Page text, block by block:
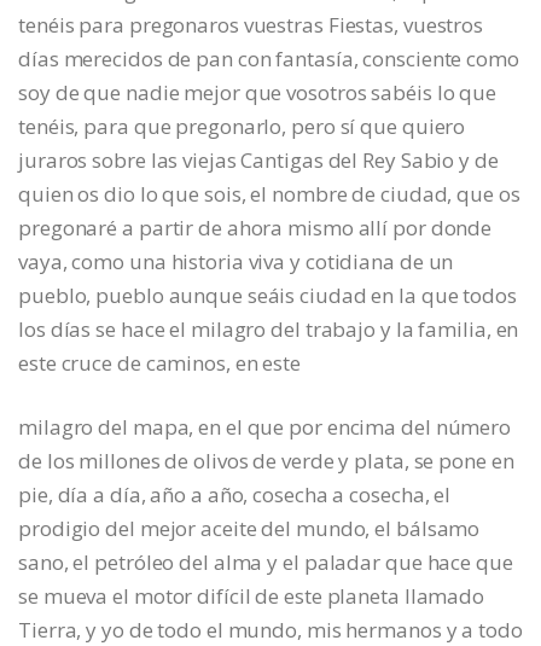
tenéis para pregonaros vuestras Fiestas, vuestros
días merecidos de pan con fantasía, consciente como
soy de que nadie mejor que vosotros sabéis lo que
tenéis, para que pregonarlo, pero sí que quiero
juraros sobre las viejas Cantigas del Rey Sabio y de
quien os dio lo que sois, el nombre de ciudad, que os
pregonaré a partir de ahora mismo allí por donde
vaya, como una historia viva y cotidiana de un
pueblo, pueblo aunque seáis ciudad en la que todos
los días se hace el milagro del trabajo y la familia, en
este cruce de caminos, en este
milagro del mapa, en el que por encima del número
de los millones de olivos de verde y plata, se pone en
pie, día a día, año a año, cosecha a cosecha, el
prodigio del mejor aceite del mundo, el bálsamo
sano, el petróleo del alma y el paladar que hace que
se mueva el motor difícil de este planeta llamado
Tierra, y yo de todo el mundo, mis hermanos y a todo